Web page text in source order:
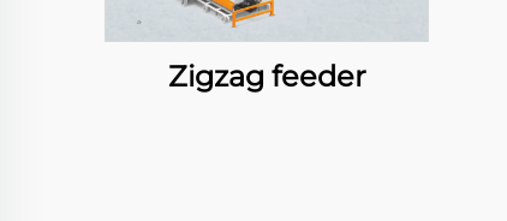
Zigzag feeder